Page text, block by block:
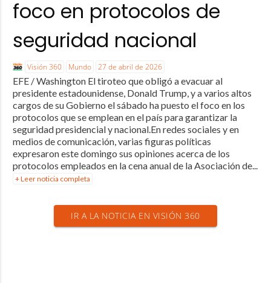
foco en protocolos de
seguridad nacional
Visión 360 Mundo 27 de abril de 2026
EFE / Washington El tiroteo que obligó a evacuar al
presidente estadounidense, Donald Trump, y a varios altos
cargos de su Gobierno el sábado ha puesto el foco en los
protocolos que se emplean en el país para garantizar la
seguridad presidencial y nacional.En redes sociales y en
medios de comunicación, varias figuras políticas
expresaron este domingo sus opiniones acerca de los
protocolos empleados en la cena anual de la Asociación de...
+ Leer noticia completa
IR A LA NOTICIA EN VISIÓN 360